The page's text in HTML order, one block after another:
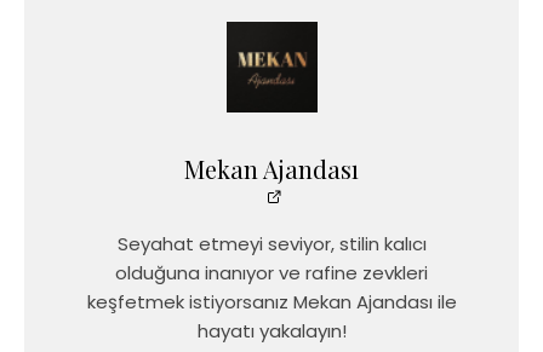
Mekan Ajandası
Seyahat etmeyi seviyor, stilin kalıcı
olduğuna inanıyor ve rafine zevkleri
keşfetmek istiyorsanız Mekan Ajandası ile
hayatı yakalayın!